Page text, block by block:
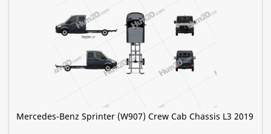
Mercedes-Benz Sprinter (W907) Crew Cab Chassis L3 2019